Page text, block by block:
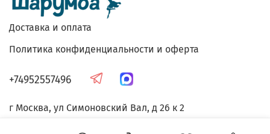
Доставка и оплата
Политика конфиденциальности и оферта
+74952557496
г Москва, ул Симоновский Вал, д 26 к 2